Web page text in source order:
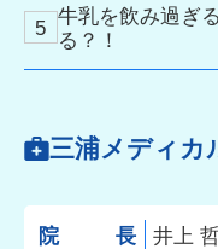
牛乳を飲み過ぎ
る？！
三浦メディカ
院長
井上